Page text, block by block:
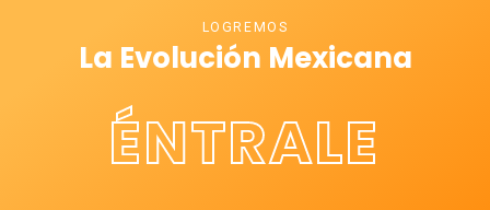
LOGREMOS
La Evolución Mexicana
ÉNTRALE